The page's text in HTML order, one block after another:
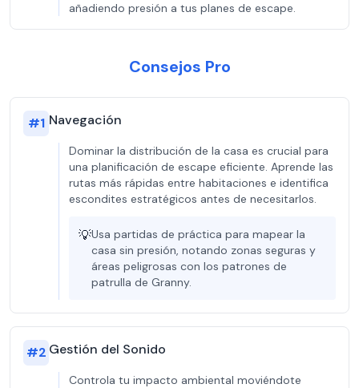
añadiendo presión a tus planes de escape.
Consejos Pro
#1 Navegación
Dominar la distribución de la casa es crucial para
una planificación de escape eficiente. Aprende las
rutas más rápidas entre habitaciones e identifica
escondites estratégicos antes de necesitarlos.
💡Usa partidas de práctica para mapear la
casa sin presión, notando zonas seguras y
áreas peligrosas con los patrones de
patrulla de Granny.
#2 Gestión del Sonido
Controla tu impacto ambiental moviéndote